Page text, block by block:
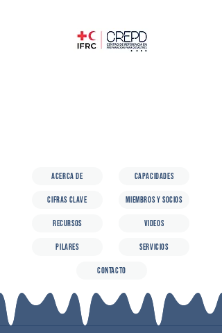
ACERCA DE
CIFRAS CLAVE
RECURSOS
PILARES
CAPACIDADES
MIEMBROS Y SOCIOS
VIDEOS
SERVICIOS
CONTACTO